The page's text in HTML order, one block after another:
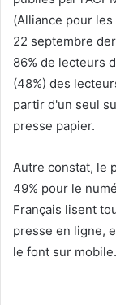
(Alliance pour
22 septembre
86% de lecteurs
(48%) des
partir d'un seul
presse papier.
Autre constat, le
49% pour le
Français lisent
presse en ligne,
le font sur mobile.